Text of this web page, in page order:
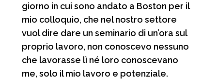
giorno in cui sono andato a Boston per il
mio colloquio, che nel nostro settore
vuol dire dare un seminario di un’ora sul
proprio lavoro, non conoscevo nessuno
che lavorasse lì né loro conoscevano
me, solo il mio lavoro e potenziale.